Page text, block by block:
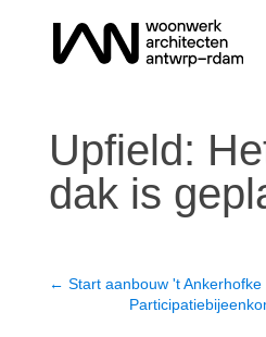
Upfield:
dak is
← Start aanbouw 't Ankerhofke